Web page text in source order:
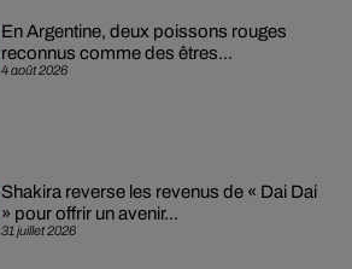
4 août 2026
En Argentine, deux poissons rouges
reconnus comme des êtres...
31 juillet 2026
Shakira reverse les revenus de « Dai Dai
» pour offrir un avenir...